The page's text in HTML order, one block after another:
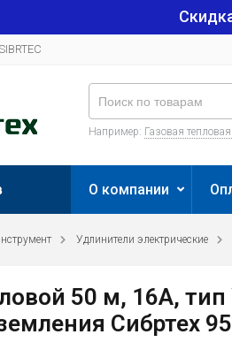
Например: Газовая
О компании
Удлинители электрические
50 м, 16А,
Сибртех